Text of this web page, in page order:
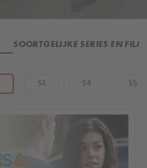
SOORTGELIJKE SERIES EN
S3 S4 S5